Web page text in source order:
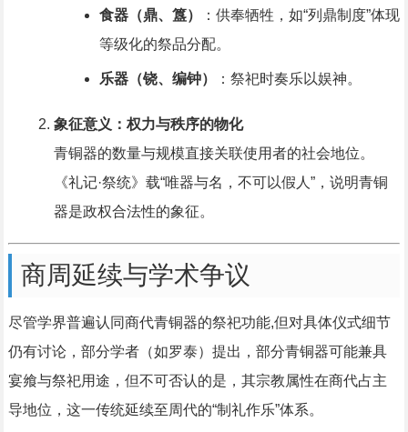
食器（鼎、簋）
：供奉牺牲，如“列鼎制度”体现
等级化的祭品分配。
乐器（铙、编钟） ：祭祀时奏乐以娱神。
象征意义：权力与秩序的物化
青铜器的数量与规模直接关联使用者的社会地位。
《礼记·祭统》载“唯器与名，不可以假人”，说明青铜
器是政权合法性的象征。
商周延续与学术争议
尽管学界普遍认同商代青铜器的祭祀功能,但对具体仪式细节
仍有讨论，部分学者（如罗泰）提出，部分青铜器可能兼具
宴飨与祭祀用途，但不可否认的是，其宗教属性在商代占主
导地位，这一传统延续至周代的“制礼作乐”体系。